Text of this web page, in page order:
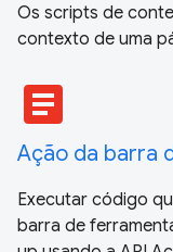
Os scripts de
contexto de uma
article
Ação da barra
Executar código
barra de